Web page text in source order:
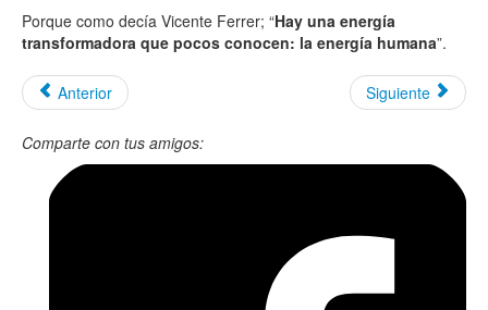
Porque como decía Vicente Ferrer; “Hay una energía
transformadora que pocos conocen: la energía humana”.
Anterior Siguiente
Comparte con tus amigos: